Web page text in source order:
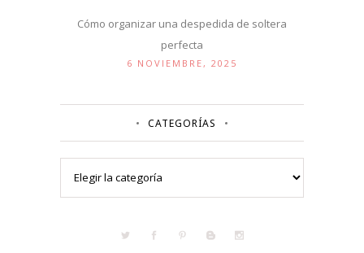
Cómo organizar una despedida de soltera
perfecta
6 NOVIEMBRE, 2025
CATEGORÍAS